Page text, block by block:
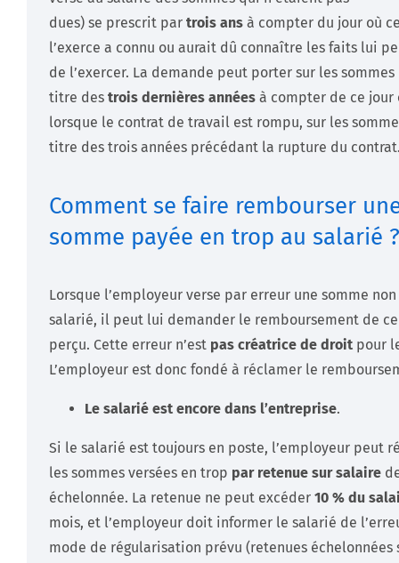
dues) se prescrit par trois ans à compter du jour où
l’exerce a connu ou aurait dû connaître les faits lui
de l’exercer. La demande peut porter sur les sommes
titre des trois dernières années à compter de ce jour
lorsque le contrat de travail est rompu, sur les
titre des trois années précédant la rupture du
Comment se faire rembourser
somme payée en trop au salarié ?
Lorsque l’employeur verse par erreur une somme
salarié, il peut lui demander le remboursement de
perçu. Cette erreur n’est pas créatrice de droit pour
L’employeur est donc fondé à réclamer le
Le salarié est encore dans l’entreprise.
Si le salarié est toujours en poste, l’employeur peut
les sommes versées en trop par retenue sur salaire
échelonnée. La retenue ne peut excéder 10 % du
mois, et l’employeur doit informer le salarié de
mode de régularisation prévu (retenues échelonnées